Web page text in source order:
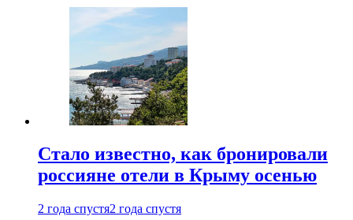
Стало известно, как бронировали
россияне отели в Крыму осенью
2 года спустя2 года спустя